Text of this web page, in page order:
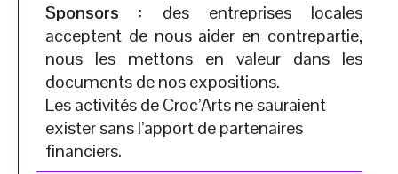
Sponsors : des entreprises locales
acceptent de nous aider en contrepartie,
nous les mettons en valeur dans les
documents de nos expositions.
Les activités de Croc’Arts ne sauraient
exister sans l’apport de partenaires
financiers.